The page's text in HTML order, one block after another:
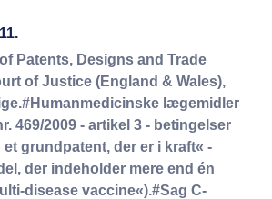
Patents, Designs and Trade
of Justice (England & Wales),
lægemidler
469/2009 - artikel 3 - betingelser
grundpatent, der er i kraft« -
der indeholder mere end én
disease vaccine«).#Sag C-